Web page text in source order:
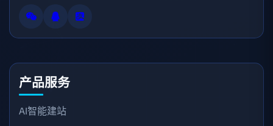
产品服务
AI智能建站